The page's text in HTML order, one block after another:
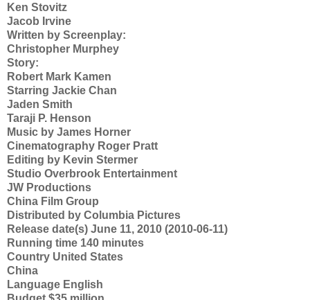
Ken Stovitz
Jacob Irvine
Written by Screenplay:
Christopher Murphey
Story:
Robert Mark Kamen
Starring Jackie Chan
Jaden Smith
Taraji P. Henson
Music by James Horner
Cinematography Roger Pratt
Editing by Kevin Stermer
Studio Overbrook Entertainment
JW Productions
China Film Group
Distributed by Columbia Pictures
Release date(s) June 11, 2010 (2010-06-11)
Running time 140 minutes
Country United States
China
Language English